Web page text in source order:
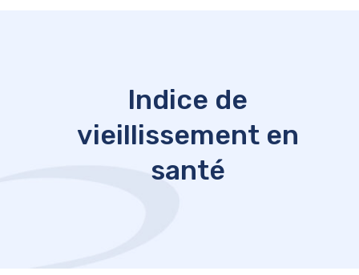
Indice de
vieillissement en
santé